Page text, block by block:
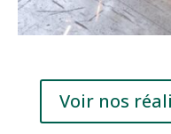
Voir nos